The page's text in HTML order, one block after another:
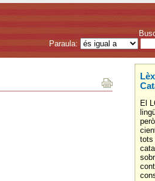
Paraula:
El
tots